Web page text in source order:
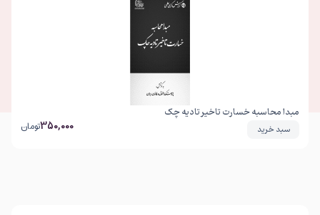
مبدا محاسبه خسارت تاخیر تادیه چک
سبد خرید 350,000تومان